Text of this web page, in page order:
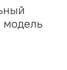
модель